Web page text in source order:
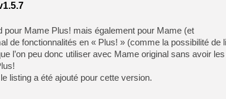
[GK] Beast of
[GK] Ubisoft : fin de partie
[GK] Mémoire cash -
[GK] Dan Houser (GTA)
[GK] Comment EA Sports
[GK] Crimson Moon : un
[GK] Isle of Reveries : le
[GK] Moonlighter 2 : The
[GK] Capcom relance
Mame Plus! mais également pour Mame (et
de fonctionnalités en « Plus! » (comme la possibilité de
l’on peu donc utiliser avec Mame original sans avoir
listing a été ajouté pour cette version.